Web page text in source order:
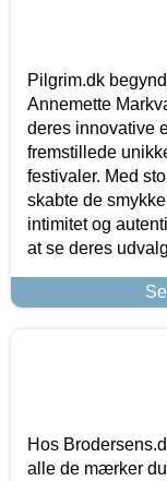
Pilgrim.dk
Annemette
deres innovative
fremstillede
festivaler. Med
skabte de
intimitet og
at se deres
Hos
alle de mærker